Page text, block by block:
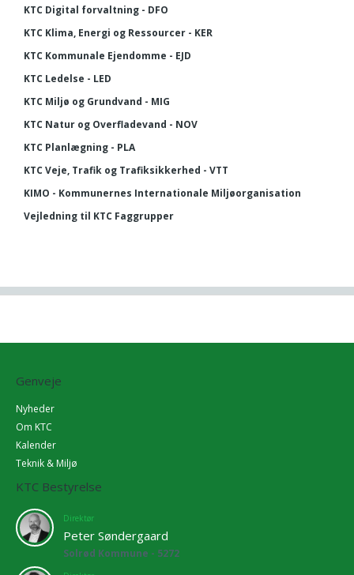
KTC Digital forvaltning - DFO
KTC Klima, Energi og Ressourcer - KER
KTC Kommunale Ejendomme - EJD
KTC Ledelse - LED
KTC Miljø og Grundvand - MIG
KTC Natur og Overfladevand - NOV
KTC Planlægning - PLA
KTC Veje, Trafik og Trafiksikkerhed - VTT
KIMO - Kommunernes Internationale Miljøorganisation
Vejledning til KTC Faggrupper
Genveje
Nyheder
Om KTC
Kalender
Teknik & Miljø
KTC Bestyrelse
Direktør
Peter Søndergaard
Solrød Kommune - 5272